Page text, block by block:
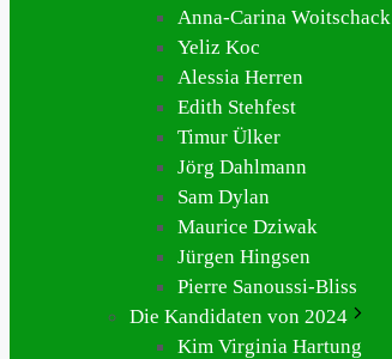
Anna-Carina Woitschack
Yeliz Koc
Alessia Herren
Edith Stehfest
Timur Ülker
Jörg Dahlmann
Sam Dylan
Maurice Dziwak
Jürgen Hingsen
Pierre Sanoussi-Bliss
Die Kandidaten von 2024
Kim Virginia Hartung